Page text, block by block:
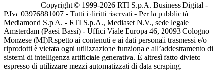
Copyright © 1999-2026 RTI S.p.A. Business Digital -
P.Iva 03976881007 - Tutti i diritti riservati - Per la pubblicità
Mediamond S.p.A. - RTI S.p.A., Mediaset N.V., sede legale
Amsterdam (Paesi Bassi) - Uffici Viale Europa 46, 20093 Cologno
Monzese (MI)Rispetto ai contenuti e ai dati personali trasmessi e/o
riprodotti è vietata ogni utilizzazione funzionale all’addestramento di
sistemi di intelligenza artificiale generativa. È altresì fatto divieto
espresso di utilizzare mezzi automatizzati di data scraping.